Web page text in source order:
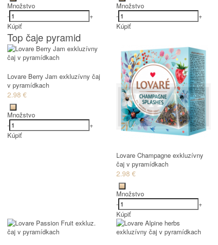
Množstvo
-
+
Kúpiť
Množstvo
-
+
Kúpiť
Top čaje pyramid
Lovare Berry Jam exkluzívny čaj
v pyramídkach
2.98 €
Množstvo
-
+
Kúpiť
Lovare Champagne exkluzívny
čaj v pyramídkach
2.98 €
Množstvo
-
+
Kúpiť